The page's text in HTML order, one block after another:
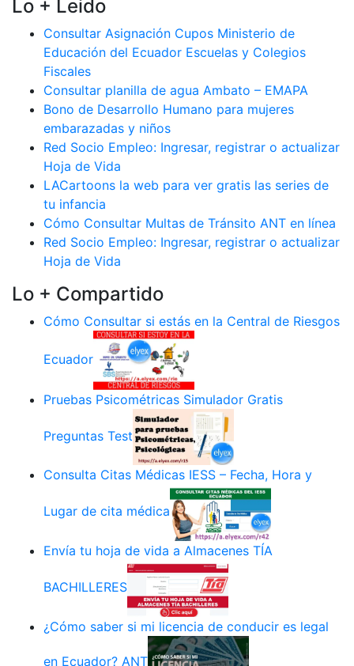
Lo + Leido
Consultar Asignación Cupos Ministerio de
Educación del Ecuador Escuelas y Colegios
Fiscales
Consultar planilla de agua Ambato – EMAPA
Bono de Desarrollo Humano para mujeres
embarazadas y niños
Red Socio Empleo: Ingresar, registrar o actualizar
Hoja de Vida
LACartoons la web para ver gratis las series de
tu infancia
Cómo Consultar Multas de Tránsito ANT en línea
Red Socio Empleo: Ingresar, registrar o actualizar
Hoja de Vida
Lo + Compartido
Cómo Consultar si estás en la Central de Riesgos
Ecuador
Pruebas Psicométricas Simulador Gratis
Preguntas Test
Consulta Citas Médicas IESS – Fecha, Hora y
Lugar de cita médica
Envía tu hoja de vida a Almacenes TÍA
BACHILLERES
¿Cómo saber si mi licencia de conducir es legal
en Ecuador? ANT